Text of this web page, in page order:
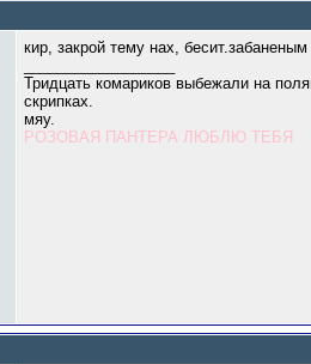
кир, закрой тему нах, бесит.забаненым
Тридцать комариков выбежали на
скрипках.
мяу.
РОЗОВАЯ ПАНТЕРА ЛЮБЛЮ ТЕБЯ